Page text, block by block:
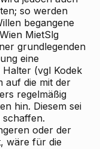
so werden
begangene
MietSlg
grundlegenden
eine
(vgl Kodek
auf die mit der
regelmäßig
hin. Diesem sei
oder der
wäre für die